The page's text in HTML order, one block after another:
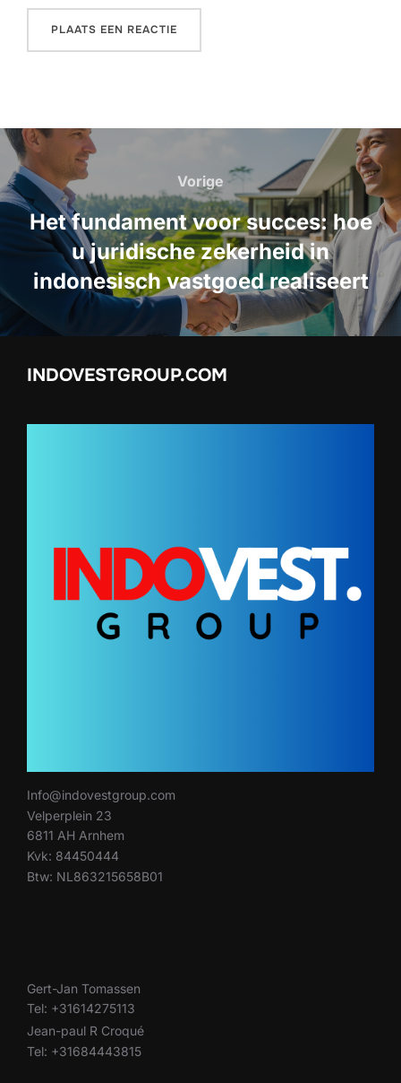
Bericht
navigatie
Vorige
Vorige
Het fundament voor succes: hoe
u juridische zekerheid in
indonesisch vastgoed realiseert
INDOVESTGROUP.COM
Info@indovestgroup.com
Velperplein 23
6811 AH Arnhem
Kvk: 84450444
Btw: NL863215658B01
Gert-Jan Tomassen
Tel: +31614275113
Jean-paul R Croqué
Tel: +31684443815